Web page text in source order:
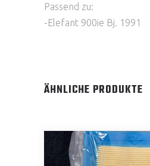
Passend zu:
-Elefant 900ie Bj. 1991
ÄHNLICHE PRODUKTE